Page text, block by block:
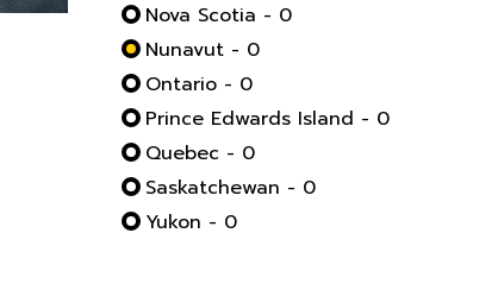
Nova Scotia - 0
Nunavut - 0
Ontario - 0
Prince Edwards Island - 0
Quebec - 0
Saskatchewan - 0
Yukon - 0